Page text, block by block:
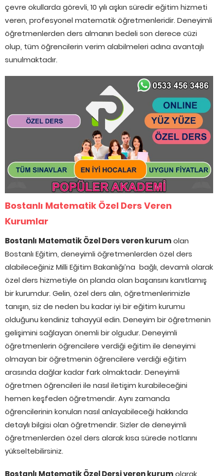
çevre okullarda görevli, 10 yılı aşkın süredir eğitim hizmeti
veren, profesyonel matematik öğretmenleridir. Deneyimli
öğretmenlerden ders almanın bedeli son derece cüzi
olup, tüm öğrencilerin verim alabilmeleri adına avantajlı
sunulmaktadır.
Bostanlı Matematik Özel Ders Veren
Kurumlar
Bostanlı Matematik Özel Ders veren kurumolan
Bostanlı Eğitim, deneyimli öğretmenlerden özel ders
alabileceğiniz Milli Eğitim Bakanlığı’na bağlı, devamlı olarak
özel ders hizmetiyle ön planda olan başarısını kanıtlamış
bir kurumdur. Gelin, özel ders alın, öğretmenlerimizle
tanışın, siz de neden bu kadar iyi bir eğitim kurumu
olduğunu kendiniz tahayyül edin. Deneyim bir öğretmenin
gelişimini sağlayan önemli bir olgudur. Deneyimli
öğretmenlerin öğrencilere verdiği eğitim ile deneyimi
olmayan bir öğretmenin öğrencilere verdiği eğitim
arasında dağlar kadar fark olmaktadır. Deneyimli
öğretmen öğrencileri ile nasıl iletişim kurabileceğini
hemen keşfeden öğretmendir. Aynı zamanda
öğrencilerinin konuları nasıl anlayabileceği hakkında
detaylı bilgisi olan öğretmendir. Sizler de deneyimli
öğretmenlerden özel ders alarak kısa sürede notlarını
yükseltebilirsiniz.
Bostanlı Matematik Özel Dersi veren kurumolarak